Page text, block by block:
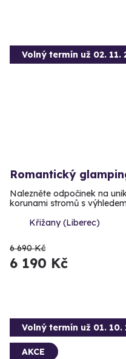
Volný termín už 02. 11.
Romantický
Nalezněte odpočinek na
korunami stromů s
Křižany (Liberec)
6 690 Kč
6 190 Kč
Volný termín už 01. 10.
AKCE